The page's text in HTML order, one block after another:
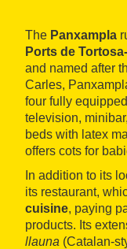
The Panxampla
Ports de
and named after
Carles,
four fully
television,
beds with latex
offers cots for
In addition to its
its restaurant,
cuisine, paying
products. Its
llauna (Catalan-